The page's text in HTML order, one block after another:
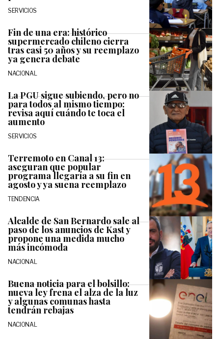
SERVICIOS
Fin de una era: histórico
supermercado chileno cierra
tras casi 50 años y su reemplazo
ya genera debate
NACIONAL
La PGU sigue subiendo, pero no
para todos al mismo tiempo:
revisa aquí cuándo te toca el
aumento
SERVICIOS
Terremoto en Canal 13:
aseguran que popular
programa llegaría a su fin en
agosto y ya suena reemplazo
TENDENCIA
Alcalde de San Bernardo sale al
paso de los anuncios de Kast y
propone una medida mucho
más incómoda
NACIONAL
Buena noticia para el bolsillo:
nueva ley frena el alza de la luz
y algunas comunas hasta
tendrán rebajas
NACIONAL